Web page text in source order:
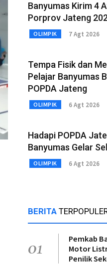
Banyumas Kirim 4
Porprov Jateng
OLIMPIK 7 Agt 2026
Tempa Fisik dan
Pelajar Banyumas
POPDA Jateng
OLIMPIK 6 Agt 2026
Hadapi POPDA
Banyumas Gelar
OLIMPIK 6 Agt 2026
BERITA
01
Pemkab
Motor
Penilik